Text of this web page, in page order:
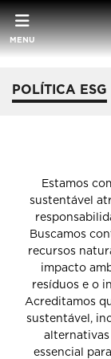
MENU
POLÍTICA ESG
Estamos
sustentável
Buscamos
recursos
impacto
resíduos e o
Acreditamos
sustentável,
essencial